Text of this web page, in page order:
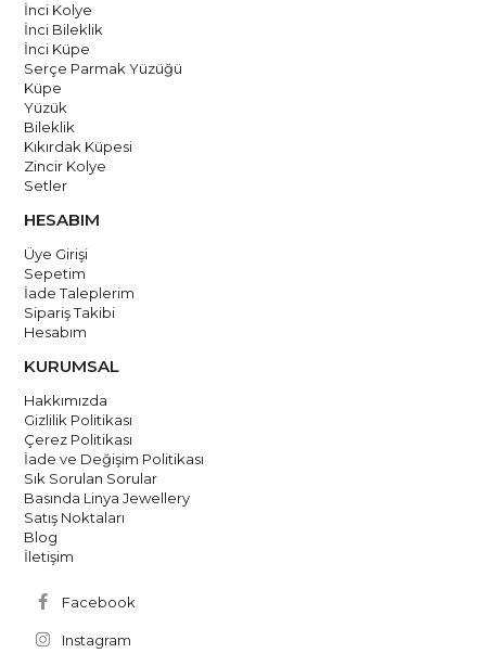
İnci Kolye
İnci Bileklik
İnci Küpe
Serçe Parmak Yüzüğü
Küpe
Yüzük
Bileklik
Kıkırdak Küpesi
Zincir Kolye
Setler
HESABIM
Üye Girişi
Sepetim
İade Taleplerim
Sipariş Takibi
Hesabım
KURUMSAL
Hakkımızda
Gizlilik Politikası
Çerez Politikası
İade ve Değişim Politikası
Sık Sorulan Sorular
Basında Linya Jewellery
Satış Noktaları
Blog
İletişim
Facebook
Instagram